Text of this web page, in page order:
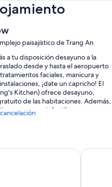
paisajístico de Trang An
a tu disposición desayuno a la
desde y hasta el aeropuerto
faciales, manicura y
¡date un capricho! El
Kitchen) ofrece desayuno,
de las habitaciones. Además,
y un parque infantil.
Muong